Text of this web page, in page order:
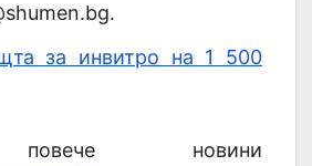
за инвитро на 1 500
новини